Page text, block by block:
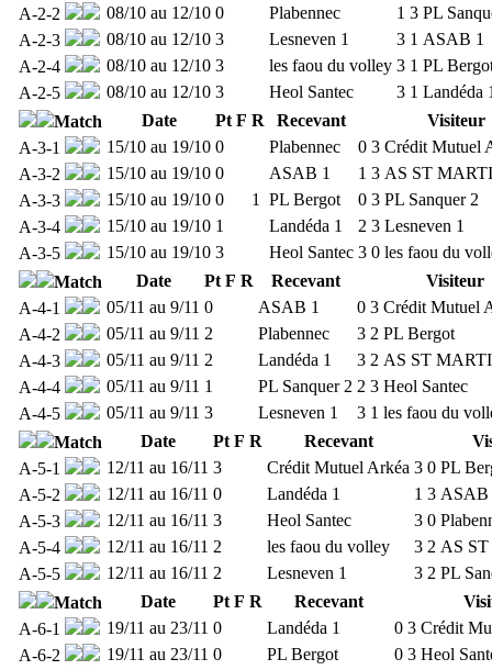
A-2-2
08/10 au 12/10 0 Plabennec 1 3 PL
A-2-3
08/10 au 12/10 3 Lesneven 1 3 1 ASAB 1
A-2-4
08/10 au 12/10 3 les faou du volley 3 1 PL
A-2-5
08/10 au 12/10 3 Heol Santec 3 1 Landéda
Match
Date Pt F R Recevant
Visiteur
A-3-1
15/10 au 19/10 0 Plabennec 0 3 Crédit Mutuel
A-3-2
15/10 au 19/10 0 ASAB 1 1 3 AS ST
A-3-3
15/10 au 19/10 0 1 PL Bergot 0 3 PL Sanquer 2
A-3-4
15/10 au 19/10 1 Landéda 1 2 3 Lesneven 1
A-3-5
15/10 au 19/10 3 Heol Santec 3 0 les faou du
Match
Date Pt F R Recevant
Visiteur
A-4-1
05/11 au 9/11 0 ASAB 1 0 3 Crédit Mutuel
A-4-2
05/11 au 9/11 2 Plabennec 3 2 PL Bergot
A-4-3
05/11 au 9/11 2 Landéda 1 3 2 AS ST
A-4-4
05/11 au 9/11 1 PL Sanquer 2 2 3 Heol Santec
A-4-5
05/11 au 9/11 3 Lesneven 1 3 1 les faou du
Match
Date Pt F R Recevant
A-5-1
12/11 au 16/11 3 Crédit Mutuel Arkéa 3 0 PL
A-5-2
12/11 au 16/11 0 Landéda 1 1 3 ASAB
A-5-3
12/11 au 16/11 3 Heol Santec 3 0
A-5-4
12/11 au 16/11 2 les faou du volley 3 2 AS
A-5-5
12/11 au 16/11 2 Lesneven 1 3 2 PL
Match
Date Pt F R Recevant
A-6-1
19/11 au 23/11 0 Landéda 1 0 3 Crédit
A-6-2
19/11 au 23/11 0 PL Bergot 0 3 Heol